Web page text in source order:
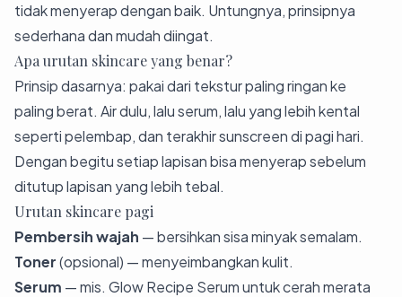
tidak menyerap dengan baik. Untungnya, prinsipnya
sederhana dan mudah diingat.
Apa urutan skincare yang benar?
Prinsip dasarnya: pakai dari tekstur paling ringan ke
paling berat. Air dulu, lalu serum, lalu yang lebih kental
seperti pelembap, dan terakhir sunscreen di pagi hari.
Dengan begitu setiap lapisan bisa menyerap sebelum
ditutup lapisan yang lebih tebal.
Urutan skincare pagi
Pembersih wajah — bersihkan sisa minyak semalam.
Toner(opsional) — menyeimbangkan kulit.
Serum — mis. Glow Recipe Serumuntuk cerah merata